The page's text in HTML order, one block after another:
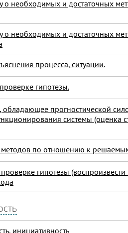
о необходимых и достаточных
о необходимых и достаточных
процесса, ситуации.
гипотезы.
прогностической
системы (оценка
методов по отношению к
гипотезы (воспроизвести
инициативность